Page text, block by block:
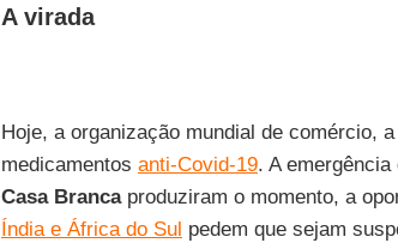
A virada
Hoje, a organização mundial de comércio, a
medicamentos anti-Covid-19. A
Casa Brancaproduziram o momento, a
Índia e África do Sul pedem que sejam